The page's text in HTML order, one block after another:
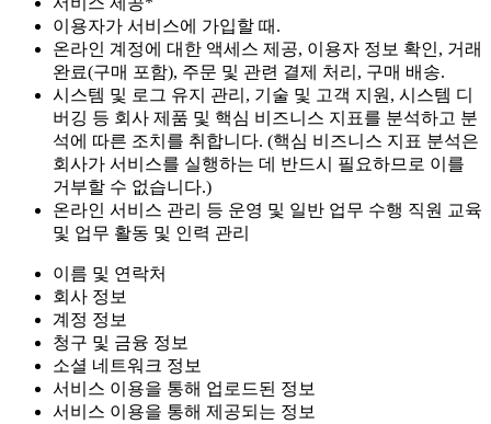
이용자가 서비스에 가입할 때.
온라인 계정에 대한 액세스 제공, 이용자 정보 확인, 거래
완료(구매 포함), 주문 및 관련 결제 처리, 구매 배송.
시스템 및 로그 유지 관리, 기술 및 고객 지원, 시스템 디
버깅 등 회사 제품 및 핵심 비즈니스 지표를 분석하고 분
석에 따른 조치를 취합니다. (핵심 비즈니스 지표 분석은
회사가 서비스를 실행하는 데 반드시 필요하므로 이를
거부할 수 없습니다.)
온라인 서비스 관리 등 운영 및 일반 업무 수행 직원 교육
및 업무 활동 및 인력 관리
이름 및 연락처
회사 정보
계정 정보
청구 및 금융 정보
소셜 네트워크 정보
서비스 이용을 통해 업로드된 정보
서비스 이용을 통해 제공되는 정보